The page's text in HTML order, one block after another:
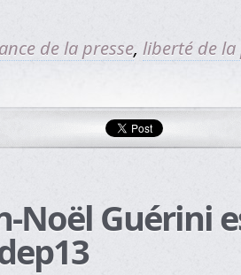
de la presse, liberté de la
Noël Guérini